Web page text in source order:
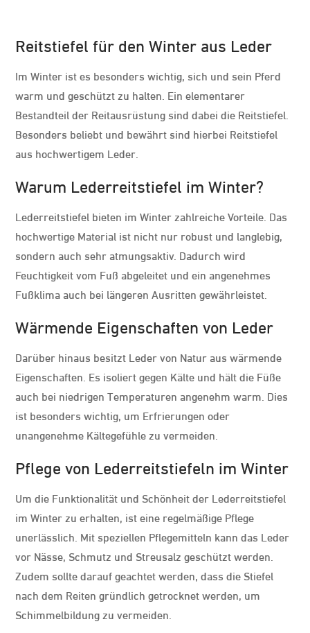
Reitstiefel für den Winter aus Leder
Im Winter ist es besonders wichtig, sich und sein Pferd
warm und geschützt zu halten. Ein elementarer
Bestandteil der Reitausrüstung sind dabei die Reitstiefel.
Besonders beliebt und bewährt sind hierbei Reitstiefel
aus hochwertigem Leder.
Warum Lederreitstiefel im Winter?
Lederreitstiefel bieten im Winter zahlreiche Vorteile. Das
hochwertige Material ist nicht nur robust und langlebig,
sondern auch sehr atmungsaktiv. Dadurch wird
Feuchtigkeit vom Fuß abgeleitet und ein angenehmes
Fußklima auch bei längeren Ausritten gewährleistet.
Wärmende Eigenschaften von Leder
Darüber hinaus besitzt Leder von Natur aus wärmende
Eigenschaften. Es isoliert gegen Kälte und hält die Füße
auch bei niedrigen Temperaturen angenehm warm. Dies
ist besonders wichtig, um Erfrierungen oder
unangenehme Kältegefühle zu vermeiden.
Pflege von Lederreitstiefeln im Winter
Um die Funktionalität und Schönheit der Lederreitstiefel
im Winter zu erhalten, ist eine regelmäßige Pflege
unerlässlich. Mit speziellen Pflegemitteln kann das Leder
vor Nässe, Schmutz und Streusalz geschützt werden.
Zudem sollte darauf geachtet werden, dass die Stiefel
nach dem Reiten gründlich getrocknet werden, um
Schimmelbildung zu vermeiden.